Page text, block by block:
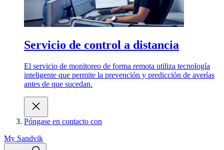
Servicio de control a distancia
El servicio de monitoreo de forma remota utiliza tecnología
inteligente que permite la prevención y predicción de averías
antes de que sucedan.
Póngase en contacto con
My Sandvik